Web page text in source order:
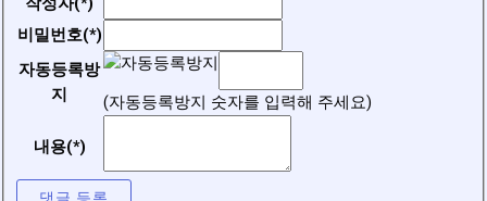
비밀번호(*)
자동등록방
지
(자동등록방지 숫자를 입력해 주세요)
내용(*)
댓글 등록